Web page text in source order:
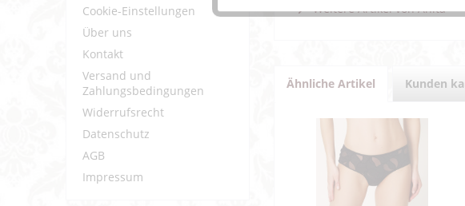
Cookie-Einstellungen
Über uns
Kontakt
Versand und
Zahlungsbedingungen
Widerrufsrecht
Datenschutz
AGB
Impressum
Weitere Artikel von Anita
Ähnliche Artikel Kunden